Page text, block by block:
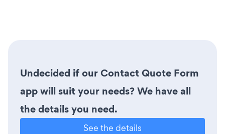
Undecided if our Contact Quote Form
app will suit your needs? We have all
the details you need.
See the details